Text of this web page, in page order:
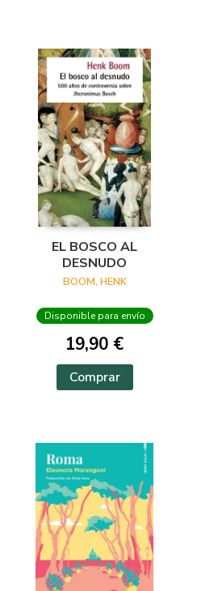
EL BOSCO AL
DESNUDO
BOOM, HENK
Disponible para envío
19,90 €
Comprar